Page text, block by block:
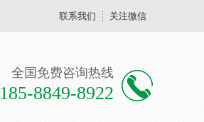
联系我们 关注微信
全国免费咨询热线
185-8849-8922